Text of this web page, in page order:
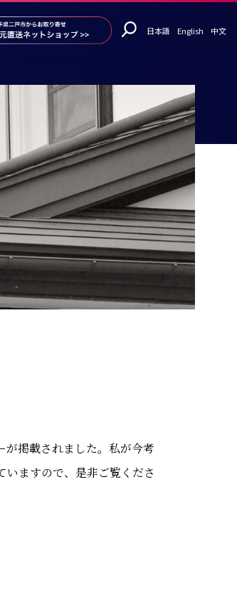
日本語 English 中文
が掲載されました。私が今考
ますので、是非ご覧くださ